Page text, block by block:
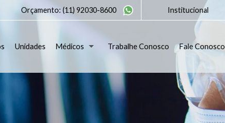
Orçamento: (11) 92030-8600 Institucional
Unidades Médicos Trabalhe Conosco Fale Conosco